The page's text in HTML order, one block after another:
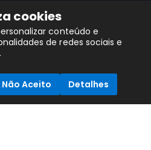
os Direitos Reservados
cookies
conteúdo e
de redes sociais e
Não Aceito Detalhes